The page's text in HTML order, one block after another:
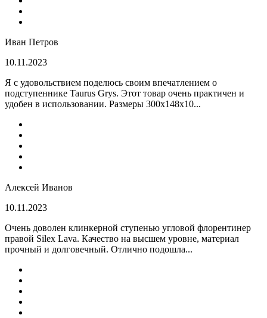
Иван Петров
10.11.2023
Я с удовольствием поделюсь своим впечатлением о
подступеннике Taurus Grys. Этот товар очень практичен и
удобен в использовании. Размеры 300х148х10...
Алексей Иванов
10.11.2023
Очень доволен клинкерной ступенью угловой флорентинер
правой Silex Lava. Качество на высшем уровне, материал
прочный и долговечный. Отлично подошла...